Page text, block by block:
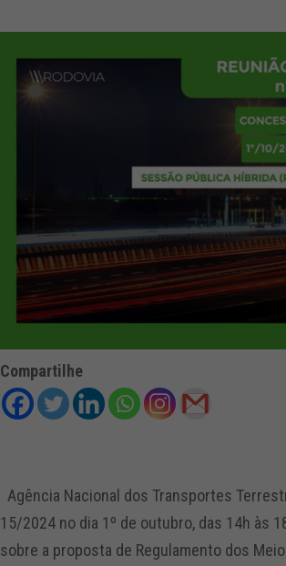
Compartilhe
Agência Nacional dos Transportes
15/2024 no dia 1º de outubro, das 14h às
sobre a proposta de Regulamento dos